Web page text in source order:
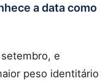
a data como
e
peso identitário